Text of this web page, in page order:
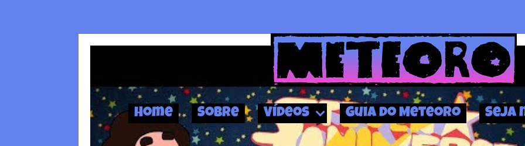
Home Sobre Vídeos Guia do Meteoro Seja